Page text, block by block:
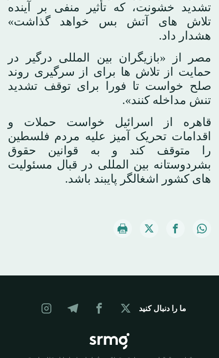
تشدید خشونت، که تأثیر منفی بر آینده
تلاش های آتش بس خواهد گذاشت»
هشدار داد.
مصر از «بازیگران بین المللی درگیر در
حمایت از تلاش ها برای از سرگیری روند
صلح خواست تا فورا برای توقف تشدید
تنش مداخله کنند».
قاهره از اسرائیل خواست حملات و
اقدامات تحریک آمیز علیه مردم فلسطین
را متوقف کند و به قوانین حقوق
بشردوستانه بین المللی در قبال مسئولیت
های کشور اشغالگر پایبند باشد.
ما را دنبال کنید